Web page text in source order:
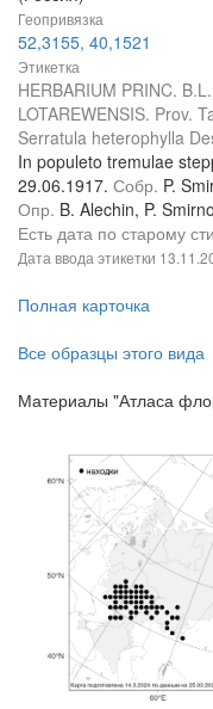
Геопривязка
52,3155, 40,1521
Этикетка
HERBARIUM PRINC.
LOTAREWENSIS. Prov.
Serratula heterophylla
In populeto tremulae
29.06.1917. Собр. P.
Опр. B. Alechin, P.
Есть дата по старому
Дата ввода этикетки
Полная карточка
Все образцы этого вида
Материалы "Атласа